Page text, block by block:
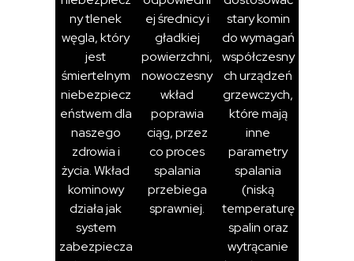
ny tlenek
węgla, który
jest
śmiertelnym
niebezpiecz
eństwem dla
naszego
zdrowia i
życia. Wkład
kominowy
działa jak
system
zabezpiecza
ej średnicy i
gładkiej
powierzchni,
nowoczesny
wkład
poprawia
ciąg, przez
co proces
spalania
przebiega
sprawniej.
stary komin
do wymagań
współczesny
ch urządzeń
grzewczych,
które mają
inne
parametry
spalania
(niską
temperaturę
spalin oraz
wytrącanie